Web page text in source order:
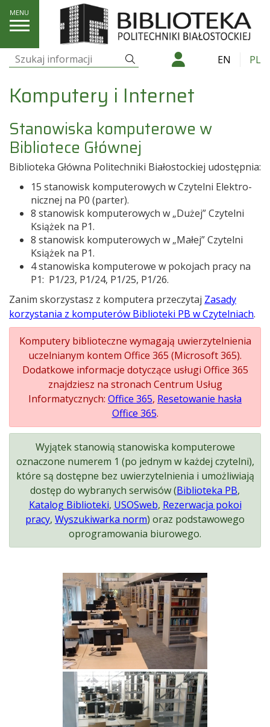
Szukaj: EN PL
Jak korzystać Komputery i Internet
Komputery i Internet
Stanowiska komputerowe w
Bibliotece Głównej
Biblio­teka Główna Poli­tech­niki Bia­ło­stoc­kiej udostępnia:
15 sta­no­wisk kom­pu­te­ro­wych w Czy­telni Elek­tro­
nicz­nej na P0 (par­te­r).
8 sta­no­wisk kom­pu­te­ro­wych w „Dużej” Czy­telni
Ksią­żek na P1.
8 sta­no­wisk kom­pu­te­ro­wych w „Małej” Czy­telni
Ksią­żek na P1.
4 stanowiska komputerowe w pokojach pracy na
P1: P1/23, P1/24, P1/25, P1/26.
Zanim skorzystasz z komputera przeczytaj Zasady
korzystania z komputerów Biblioteki PB w Czytelniach.
Komputery biblioteczne wymagają uwierzytelnienia
uczelnianym kontem Office 365 (Microsoft 365).
Dodatkowe informacje dotyczące usługi Office 365
znajdziesz na stronach Centrum Usług
Informatycznych: Office 365, Resetowanie hasła
Office 365.
Wyjątek stanowią stanowiska komputerowe
oznaczone numerem 1 (po jednym w każdej czytelni),
które są dostępne bez uwierzytelnienia i umożliwiają
dostęp do wybranych serwisów (Biblioteka PB,
Katalog Biblioteki, USOSweb, Rezerwacja pokoi
pracy, Wyszukiwarka norm) oraz podstawowego
oprogramowania biurowego.